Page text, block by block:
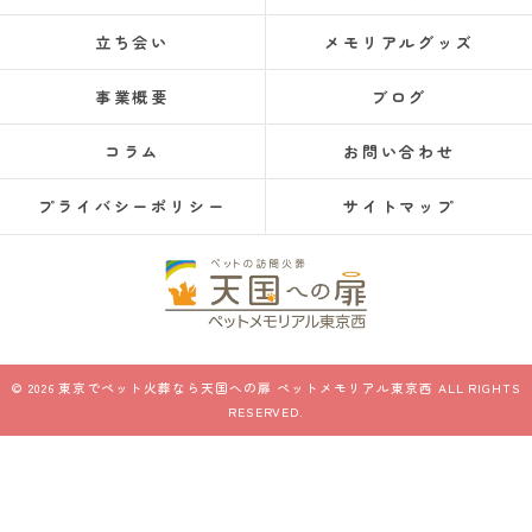
立ち会い メモリアルグッズ
事業概要 ブログ
コラム お問い合わせ
プライバシーポリシー サイトマップ
© 2026 東京でペット火葬なら天国への扉 ペットメモリアル東京西 ALL RIGHTS
RESERVED.